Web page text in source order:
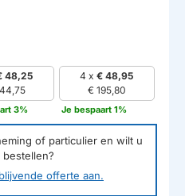
48,25
3%
4 x€ 48,95
€ 195,80
Je bespaart 1%
of particulier en wilt u
bestellen?
offerte aan.